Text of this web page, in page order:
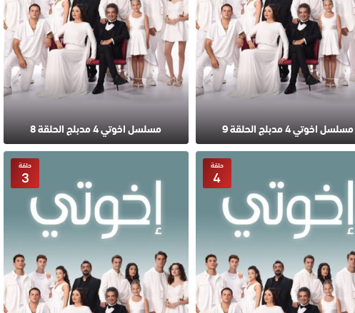
مسلسل اخوتي 4 مدبلج الحلقة 9 مسلسل اخوتي 4 مدبلج الحلقة 8
حلقة
4
حلقة
3